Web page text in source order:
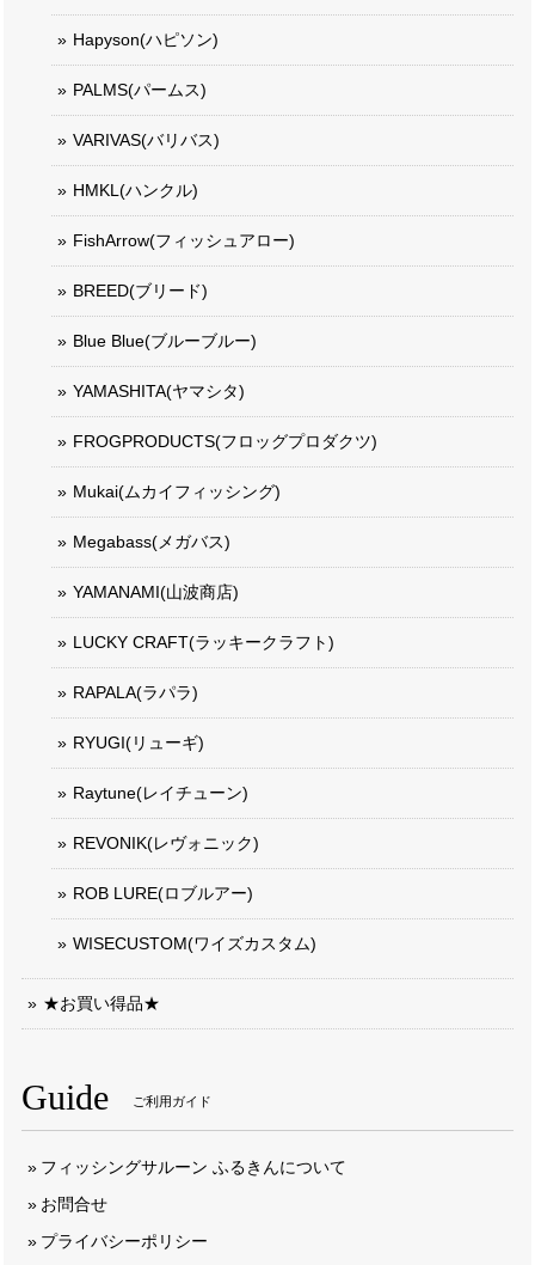
Hapyson(ハピソン)
PALMS(パームス)
VARIVAS(バリバス)
HMKL(ハンクル)
FishArrow(フィッシュアロー)
BREED(ブリード)
Blue Blue(ブルーブルー)
YAMASHITA(ヤマシタ)
FROGPRODUCTS(フロッグプロダクツ)
Mukai(ムカイフィッシング)
Megabass(メガバス)
YAMANAMI(山波商店)
LUCKY CRAFT(ラッキークラフト)
RAPALA(ラパラ)
RYUGI(リューギ)
Raytune(レイチューン)
REVONIK(レヴォニック)
ROB LURE(ロブルアー)
WISECUSTOM(ワイズカスタム)
★お買い得品★
Guide ご利用ガイド
フィッシングサルーン ふるきんについて
お問合せ
プライバシーポリシー